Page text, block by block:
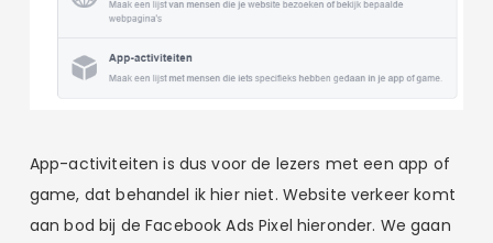
App-activiteiten is dus voor de lezers met een app of
game, dat behandel ik hier niet. Website verkeer komt
aan bod bij de Facebook Ads Pixel hieronder. We gaan